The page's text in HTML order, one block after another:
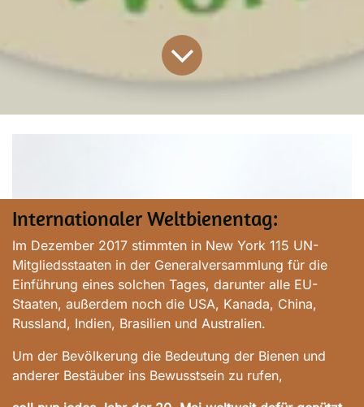
Internationaler Weltbienentag:
Im Dezember 2017 stimmten in New York 115 UN-
Mitgliedsstaaten in der Generalversammlung für die
Einführung eines solchen Tages, darunter alle EU-
Staaten, außerdem noch die USA, Kanada, China,
Russland, Indien, Brasilien und Australien.
Um der Bevölkerung die Bedeutung der Bienen und
anderer Bestäuber ins Bewusstsein zu rufen,